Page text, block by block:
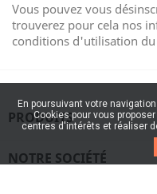
Vous pouvez vous
trouverez pour cela nos
conditions d'utilisation du
PRODUITS
NOTRE SOCIÉTÉ
En poursuivant votre
Cookies pour vous
centres d'intérêts et réaliser